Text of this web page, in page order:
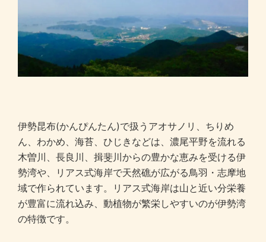
伊勢昆布(かんぴんたん)で扱うアオサノリ、ちりめ
ん、わかめ、海苔、ひじきなどは、濃尾平野を流れる
木曽川、長良川、揖斐川からの豊かな恵みを受ける伊
勢湾や、リアス式海岸で天然礁が広がる鳥羽・志摩地
域で作られています。リアス式海岸は山と近い分栄養
が豊富に流れ込み、動植物が繁栄しやすいのが伊勢湾
の特徴です。